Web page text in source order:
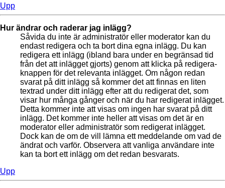
Upp
Hur ändrar och raderar jag inlägg?
Såvida du inte är administratör eller moderator kan du
endast redigera och ta bort dina egna inlägg. Du kan
redigera ett inlägg (ibland bara under en begränsad tid
från det att inlägget gjorts) genom att klicka på redigera-
knappen för det relevanta inlägget. Om någon redan
svarat på ditt inlägg så kommer det att finnas en liten
textrad under ditt inlägg efter att du redigerat det, som
visar hur många gånger och när du har redigerat inlägget.
Detta kommer inte att visas om ingen har svarat på ditt
inlägg. Det kommer inte heller att visas om det är en
moderator eller administratör som redigerat inlägget.
Dock kan de om de vill lämna ett meddelande om vad de
ändrat och varför. Observera att vanliga användare inte
kan ta bort ett inlägg om det redan besvarats.
Upp